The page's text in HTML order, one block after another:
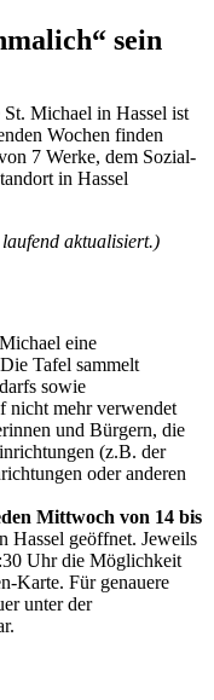
sein
Michael in Hassel ist
Wochen finden
7 Werke, dem Sozial-
in Hassel
aktualisiert.)
eine
Tafel sammelt
sowie
nicht mehr verwendet
und Bürgern, die
(z.B. der
oder anderen
Mittwoch von 14 bis
Hassel geöffnet. Jeweils
Uhr die Möglichkeit
Karte. Für genauere
unter der